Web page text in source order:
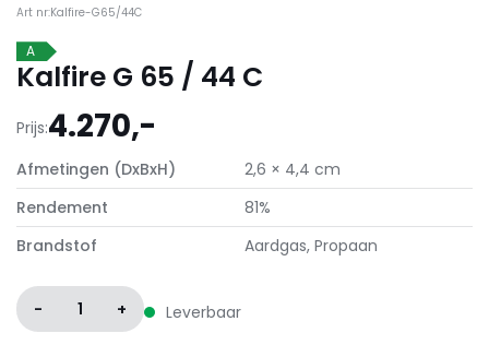
Art nr:Kalfire-G65/44C
A
Kalfire G 65 / 44 C
Prijs:4.270,-
Afmetingen (DxBxH)
2,6 × 4,4 cm
Rendement
81%
Brandstof
Aardgas, Propaan
- 1 + Leverbaar